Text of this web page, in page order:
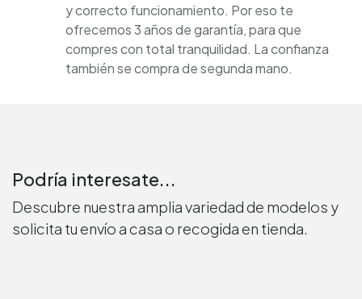
y correcto funcionamiento. Por eso te
ofrecemos 3 años de garantía, para que
compres con total tranquilidad. La confianza
también se compra de segunda mano.
Podría interesate...
Descubre nuestra amplia variedad de modelos y
solicita tu envío a casa o recogida en tienda.